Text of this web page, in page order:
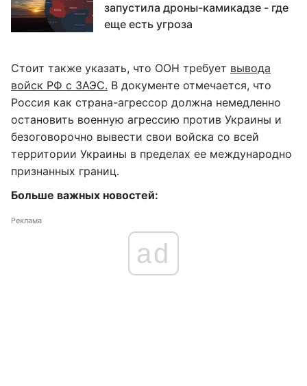
запустила дроны-камикадзе - где
еще есть угроза
Стоит также указать, что ООН требует вывода
войск РФ с ЗАЭС. В документе отмечается, что
Россия как страна-агрессор должна немедленно
остановить военную агрессию против Украины и
безоговорочно вывести свои войска со всей
территории Украины в пределах ее международно
признанных границ.
Больше важных новостей:
Реклама
ad